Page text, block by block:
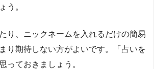
う。
り、ニックネームを入れるだけの簡易
り期待しない方がよいです。「占いを
っておきましょう。